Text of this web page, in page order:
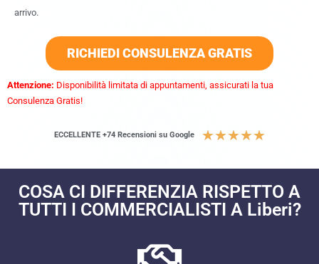
arrivo.
RICHIEDI CONSULENZA GRATIS
Attenzione: Disponibilità limitata di appuntamenti, assicurati la tua
Consulenza Gratis!
ECCELLENTE +74 Recensioni su Google ★★★★★
COSA CI DIFFERENZIA RISPETTO A
TUTTI I COMMERCIALISTI A Liberi?